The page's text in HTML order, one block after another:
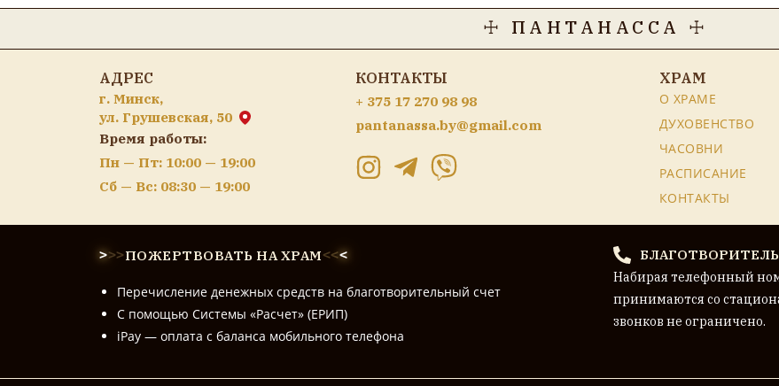
☩ ПАНТАНАССА ☩
АДРЕС
г. Минск,
ул. Грушевская, 50
Время работы:
Пн — Пт: 10:00 — 19:00
Сб — Вс: 08:30 — 19:00
КОНТАКТЫ
+ 375 17 270 98 98
pantanassa.by@gmail.com
ХРАМ
О ХРАМЕ
ДУХОВЕНСТВО
ЧАСОВНИ
РАСПИСАНИЕ
КОНТАКТЫ
>>>ПОЖЕРТВОВАТЬ НА ХРАМ<<<
Перечисление денежных средств на благотворительный счет
С помощью Системы «Расчет» (ЕРИП)
iPay — оплата с баланса мобильного телефона
Набирая телефонный
принимаются со
звонков не ограничено.